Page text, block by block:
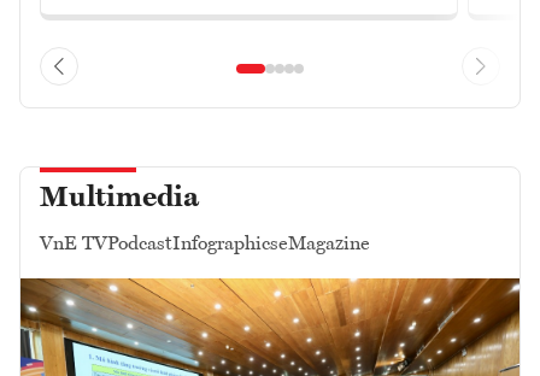
Multimedia
VnE TVPodcastInfographicseMagazine